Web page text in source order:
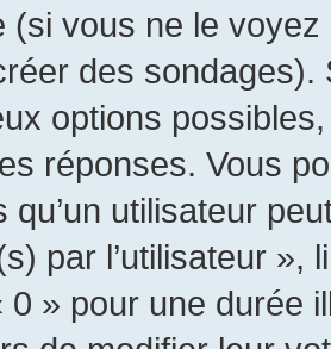
(si vous ne le
des
options
réponses. Vous
qu’un utilisateur
par l’utilisateur »,
0 » pour une durée